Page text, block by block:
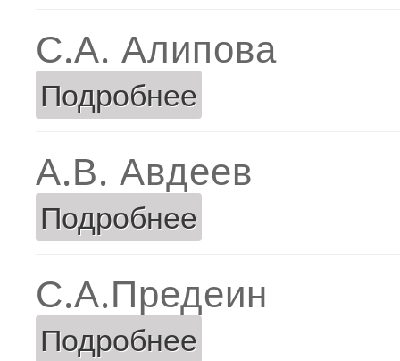
С.А. Алипова
Подробнее
А.В. Авдеев
Подробнее
С.А.Предеин
Подробнее